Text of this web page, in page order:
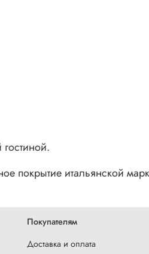
покрытие итальянской
Покупателям
Доставка и оплата